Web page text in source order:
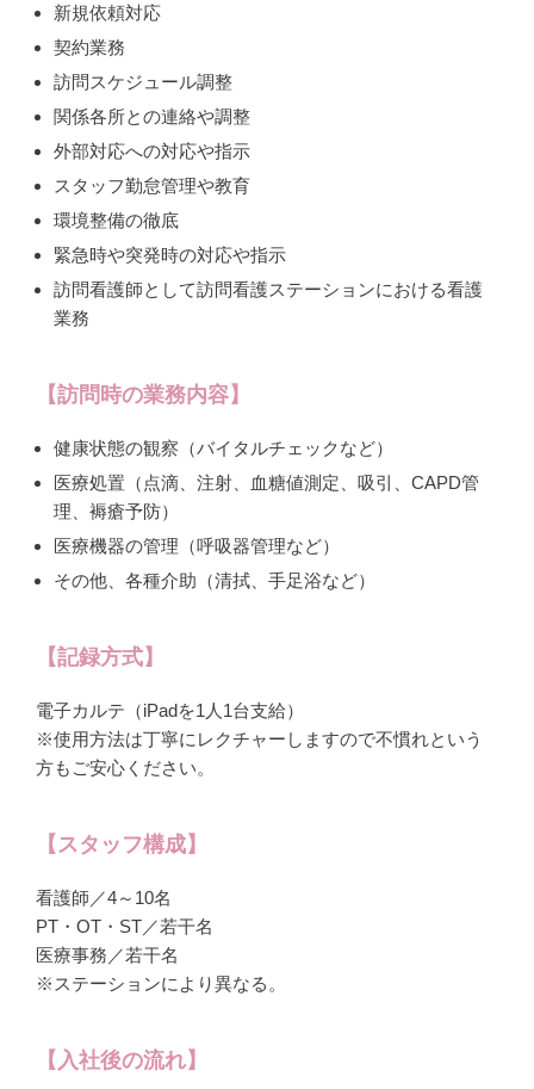
新規依頼対応
契約業務
訪問スケジュール調整
関係各所との連絡や調整
外部対応への対応や指示
スタッフ勤怠管理や教育
環境整備の徹底
緊急時や突発時の対応や指示
訪問看護師として訪問看護ステーションにおける看護
業務
【訪問時の業務内容】
健康状態の観察（バイタルチェックなど）
医療処置（点滴、注射、血糖値測定、吸引、CAPD管
理、褥瘡予防）
医療機器の管理（呼吸器管理など）
その他、各種介助（清拭、手足浴など）
【記録方式】
電子カルテ（iPadを1人1台支給）
※使用方法は丁寧にレクチャーしますので不慣れという
方もご安心ください。
【スタッフ構成】
看護師／4～10名
PT・OT・ST／若干名
医療事務／若干名
※ステーションにより異なる。
【入社後の流れ】